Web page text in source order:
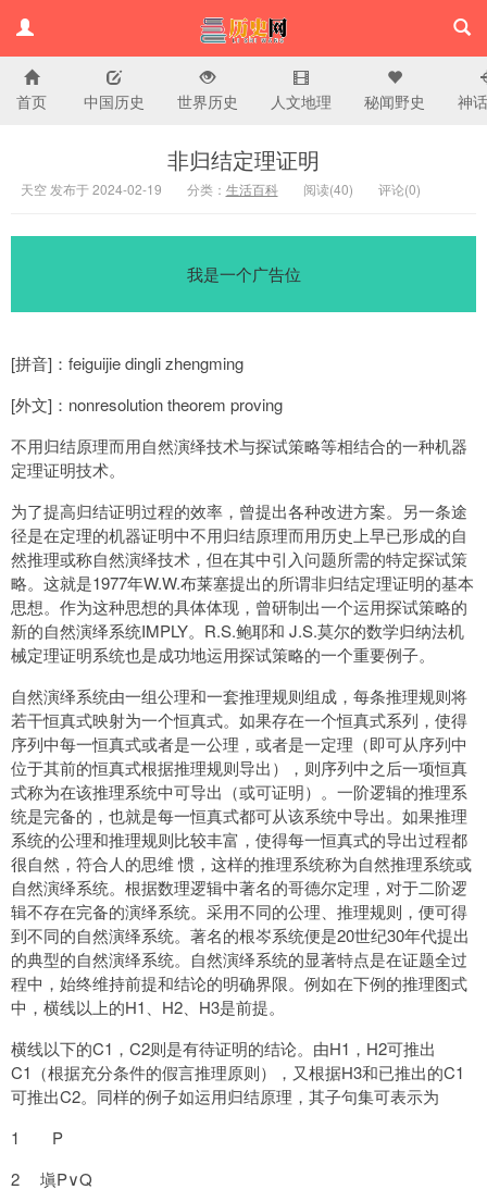
历史百科网
首页 中国历史 世界历史 人文地理 秘闻野史 神
非归结定理证明
天空 发布于 2024-02-19 分类： 生活百科 阅读(40) 评论(0)
我是一个广告位
[拼音]：feiguijie dingli zhengming
[外文]：nonresolution theorem proving
不用归结原理而用自然演绎技术与探试策略等相结合的一种机器
定理证明技术。
为了提高归结证明过程的效率，曾提出各种改进方案。另一条途
径是在定理的机器证明中不用归结原理而用历史上早已形成的自
然推理或称自然演绎技术，但在其中引入问题所需的特定探试策
略。这就是1977年W.W.布莱塞提出的所谓非归结定理证明的基本
思想。作为这种思想的具体体现，曾研制出一个运用探试策略的
新的自然演绎系统IMPLY。R.S.鲍耶和 J.S.莫尔的数学归纳法机
械定理证明系统也是成功地运用探试策略的一个重要例子。
自然演绎系统由一组公理和一套推理规则组成，每条推理规则将
若干恒真式映射为一个恒真式。如果存在一个恒真式系列，使得
序列中每一恒真式或者是一公理，或者是一定理（即可从序列中
位于其前的恒真式根据推理规则导出），则序列中之后一项恒真
式称为在该推理系统中可导出（或可证明）。一阶逻辑的推理系
统是完备的，也就是每一恒真式都可从该系统中导出。如果推理
系统的公理和推理规则比较丰富，使得每一恒真式的导出过程都
很自然，符合人的思维 惯，这样的推理系统称为自然推理系统或
自然演绎系统。根据数理逻辑中著名的哥德尔定理，对于二阶逻
辑不存在完备的演绎系统。采用不同的公理、推理规则，便可得
到不同的自然演绎系统。著名的根岑系统便是20世纪30年代提出
的典型的自然演绎系统。自然演绎系统的显著特点是在证题全过
程中，始终维持前提和结论的明确界限。例如在下例的推理图式
中，横线以上的H1、H2、H3是前提。
横线以下的C1，C2则是有待证明的结论。由H1，H2可推出
C1（根据充分条件的假言推理原则），又根据H3和已推出的C1
可推出C2。同样的例子如运用归结原理，其子句集可表示为
1 P
2 塡P∨Q